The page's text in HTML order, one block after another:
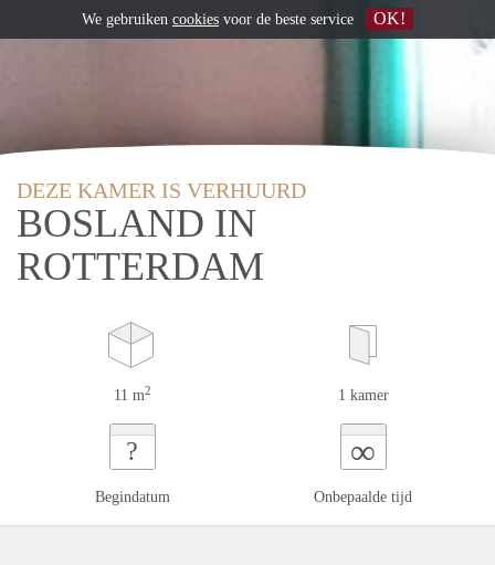
DEZE KAMER IS VERHUURD
BOSLAND IN
ROTTERDAM
11 m2 1 kamer
?
Begindatum
∞
Onbepaalde tijd
We gebruiken cookies voor de beste service OK!